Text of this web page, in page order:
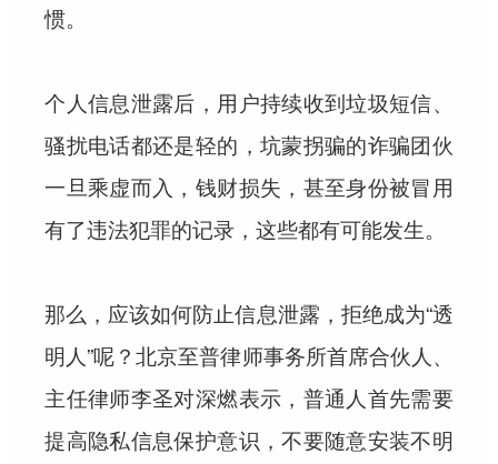
惯。
个人信息泄露后，用户持续收到垃圾短信、
骚扰电话都还是轻的，坑蒙拐骗的诈骗团伙
一旦乘虚而入，钱财损失，甚至身份被冒用
有了违法犯罪的记录，这些都有可能发生。
那么，应该如何防止信息泄露，拒绝成为“透
明人”呢？北京至普律师事务所首席合伙人、
主任律师李圣对深燃表示，普通人首先需要
提高隐私信息保护意识，不要随意安装不明